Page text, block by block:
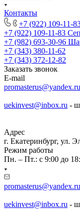
Контакты
+7 (922) 109-11-
+7 (922) 109-11-83
+7 (982) 693-30-96
+7 (343) 380-11-62
+7 (343) 372-12-82
Заказать звонок
E-mail
promasterus@yandex.ru
uekinvest@inbox.ru -
Адрес
г. Екатеринбург, ул.
Режим работы
Пн. – Пт.: с 9:00 до
promasterus@yandex.ru
uekinvest@inbox.ru -